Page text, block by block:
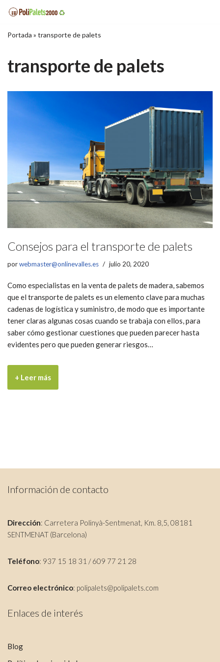
al
Portada » transporte de palets
transporte de palets
Consejos para el transporte de palets
porwebmaster@onlinevalles.es julio 20, 2020
Como especialistas en la venta de palets de madera, sabemos
que el transporte de palets es un elemento clave para muchas
cadenas de logística y suministro, de modo que es importante
tener claras algunas cosas cuando se trabaja con ellos, para
saber cómo gestionar cuestiones que pueden parecer hasta
evidentes pero que pueden generar riesgos…
+ Leer más
Información de contacto
Dirección: Carretera Polinyà-Sentmenat, Km. 8,5, 08181
SENTMENAT (Barcelona)
Teléfono: 937 15 18 31 / 609 77 21 28
Correo electrónico: polipalets@polipalets.com
Enlaces de interés
Blog